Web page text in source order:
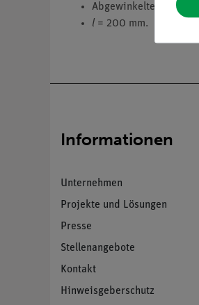
Abgewinkelter Glasstab.
l = 200 mm.
Informationen
Unternehmen
Projekte und Lösungen
Presse
Stellenangebote
Kontakt
Hinweisgeberschutz